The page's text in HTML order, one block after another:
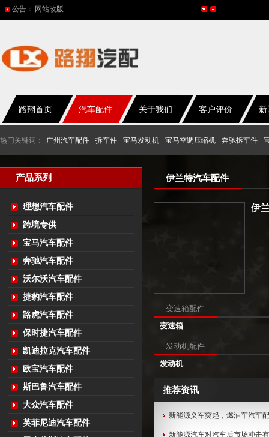
公告：
2017年春节放假通知
2016年国庆放假通知
路翔首页 汽车配件 关于我们 客户评价
热门关键词： 广州汽车配件 拆车件 宝马发动机 宝马空调压缩机 奔驰拆车件
产品系列
理想汽车配件
跨境专供
宝马汽车配件
奔驰汽车配件
沃尔沃汽车配件
捷豹汽车配件
路虎汽车配件
保时捷汽车配件
凯迪拉克汽车配件
欧宝汽车配件
斯巴鲁汽车配件
大众汽车配件
英菲尼迪汽车配件
伊兰特汽车配件
伊
变速箱配件
变速箱
发动机配件
发动机
推荐资讯
新能源义军突起，燃油车汽车
新能源汽车对汽车后市场冲击